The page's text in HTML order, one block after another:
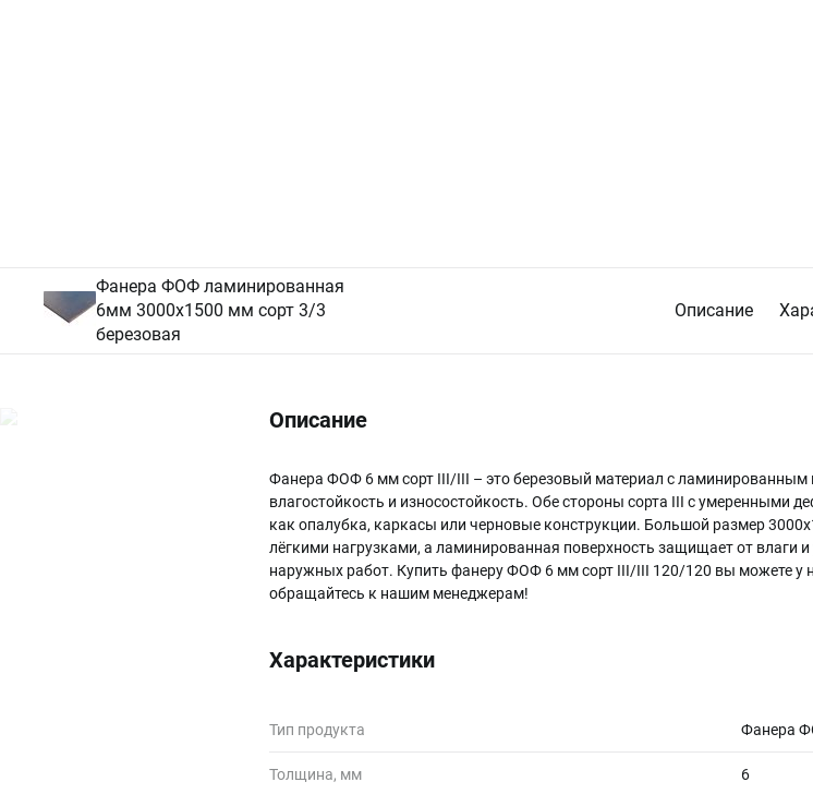
Фанера ФОФ ламинированная
6мм 3000х1500 мм сорт 3/3
березовая
Описание
Описание
Фанера ФОФ 6 мм сорт III/III – это березовый материал с
влагостойкость и износостойкость. Обе стороны сорта III с умеренными
как опалубка, каркасы или черновые конструкции. Большой размер
лёгкими нагрузками, а ламинированная поверхность защищает от влаги
наружных работ. Купить фанеру ФОФ 6 мм сорт III/III 120/120 вы можете у
обращайтесь к нашим менеджерам!
Характеристики
Тип продукта Фанера
Толщина, мм 6